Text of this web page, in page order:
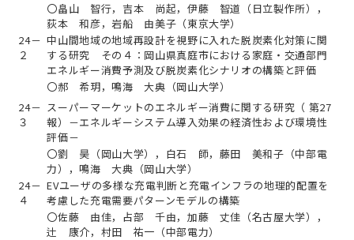
〇畠山 智行，吉本 尚起，伊藤 智道（日立製作所），
荻本 和彦，岩船 由美子（東京大学）
24－
２
中山間地域の地域再設計を視野に入れた脱炭素化対策に関
する研究 その４：岡山県真庭市における家庭・交通部門
エネルギー消費予測及び脱炭素化シナリオの構築と評価
〇郝 希玥，鳴海 大典（岡山大学）
24－
３
スーパーマーケットのエネルギー消費に関する研究（ 第27
報）－エネルギーシステム導入効果の経済性および環境性
評価－
〇劉 昊（岡山大学），白石 師，藤田 美和子（中部電
力），鳴海 大典（岡山大学）
24－
４
EVユーザの多様な充電判断と充電インフラの地理的配置を
考慮した充電需要パターンモデルの構築
〇佐藤 由佳，占部 千由，加藤 丈佳（名古屋大学），
辻 康介，村田 祐一（中部電力）